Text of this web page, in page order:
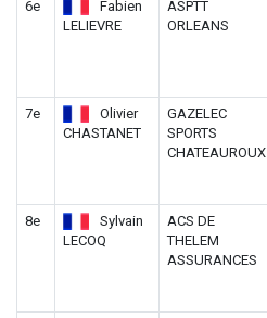
6e
Fabien
LELIEVRE
ASPTT
ORLEANS
7e
Olivier
CHASTANET
GAZELEC
SPORTS
CHATEAUROUX
8e
Sylvain
LECOQ
ACS DE
THELEM
ASSURANCES